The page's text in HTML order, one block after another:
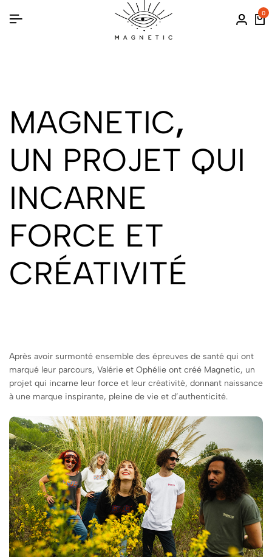
0
MAGNETIC,
UN PROJET QUI
INCARNE
FORCE ET
CRÉATIVITÉ
Après avoir surmonté ensemble des épreuves de santé qui ont
marqué leur parcours, Valérie et Ophélie ont créé Magnetic, un
projet qui incarne leur force et leur créativité, donnant naissance
à une marque inspirante, pleine de vie et d’authenticité.